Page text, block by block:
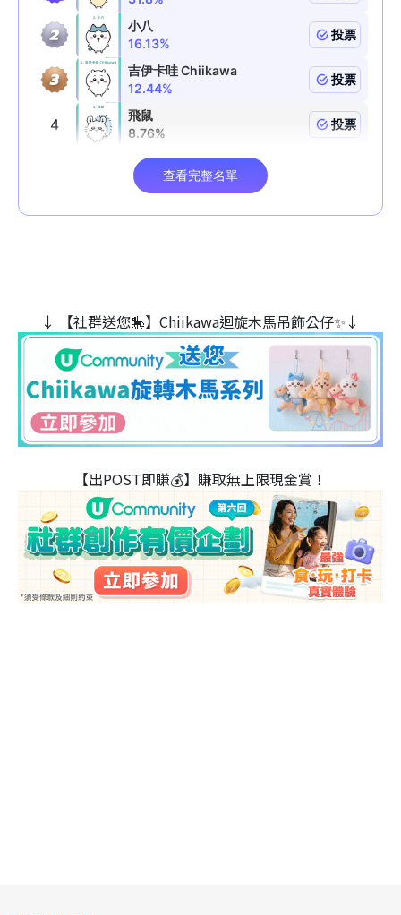
↓ 【社群送您🎠】Chiikawa迴旋木⾺吊飾公仔✨↓
【出POST即賺💰】賺取無上限現金賞！